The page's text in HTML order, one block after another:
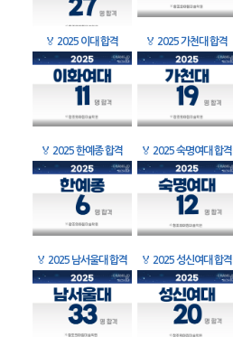
🏅 2025 이대 합격 🏅 2025 가천대 합격
🏅 2025 한예종 합격 🏅 2025 숙명여대 합격
🏅 2025 남서울대 합격 🏅 2025 성신여대 합격